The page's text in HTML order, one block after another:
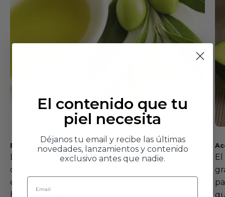
Escualano
El escualano es un aceite fluido y transparente
con una gran afinidad natural con la piel, ya que
es uno de los principales componentes del sebo
humano y del manto hidrolipídico.
El contenido que tu
piel necesita
Déjanos tu email y recibe las últimas
novedades, lanzamientos y contenido
exclusivo antes que nadie.
Email